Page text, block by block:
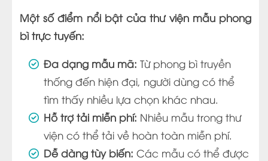
Một số điểm nổi bật của thư viện mẫu phong
bì trực tuyến:
Đa dạng mẫu mã: Từ phong bì truyền
thống đến hiện đại, người dùng có thể
tìm thấy nhiều lựa chọn khác nhau.
Hỗ trợ tải miễn phí: Nhiều mẫu trong thư
viện có thể tải về hoàn toàn miễn phí.
Dễ dàng tùy biến: Các mẫu có thể được